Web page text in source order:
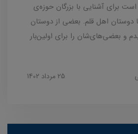
برای آشنایی با بزرگان حوزه‌ی
دوستان اهل قلم. بعضی از دوستان
و بعضی‌های‌شان را برای اولین‌بار
25 مرداد 1402